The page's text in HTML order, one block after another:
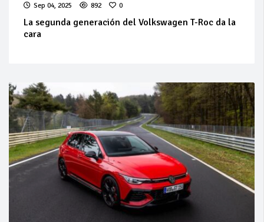
Sep 04, 2025 892 0
La segunda generación del Volkswagen T-Roc da la
cara